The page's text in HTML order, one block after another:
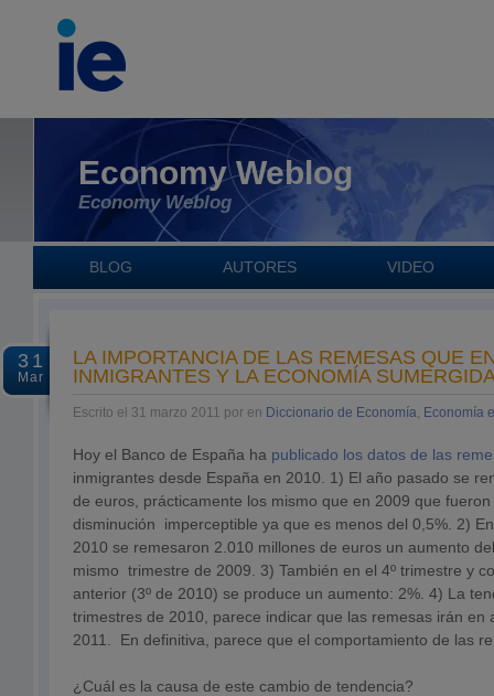
Economy Weblog
Economy Weblog
BLOG AUTORES VIDEO
31
Mar
LA IMPORTANCIA DE LAS REMESAS QUE
INMIGRANTES Y LA ECONOMÍA
Escrito el 31 marzo 2011 por en Diccionario de Economía, Economía
Hoy el Banco de España ha publicado los datos de las
inmigrantes desde España en 2010. 1) El año pasado se
de euros, prácticamente los mismo que en 2009 que
disminución imperceptible ya que es menos del 0,5%. 2)
2010 se remesaron 2.010 millones de euros un aumento
mismo trimestre de 2009. 3) También en el 4º trimestre y
anterior (3º de 2010) se produce un aumento: 2%. 4) La
trimestres de 2010, parece indicar que las remesas irán en
2011. En definitiva, parece que el comportamiento de las
¿Cuál es la causa de este cambio de tendencia?